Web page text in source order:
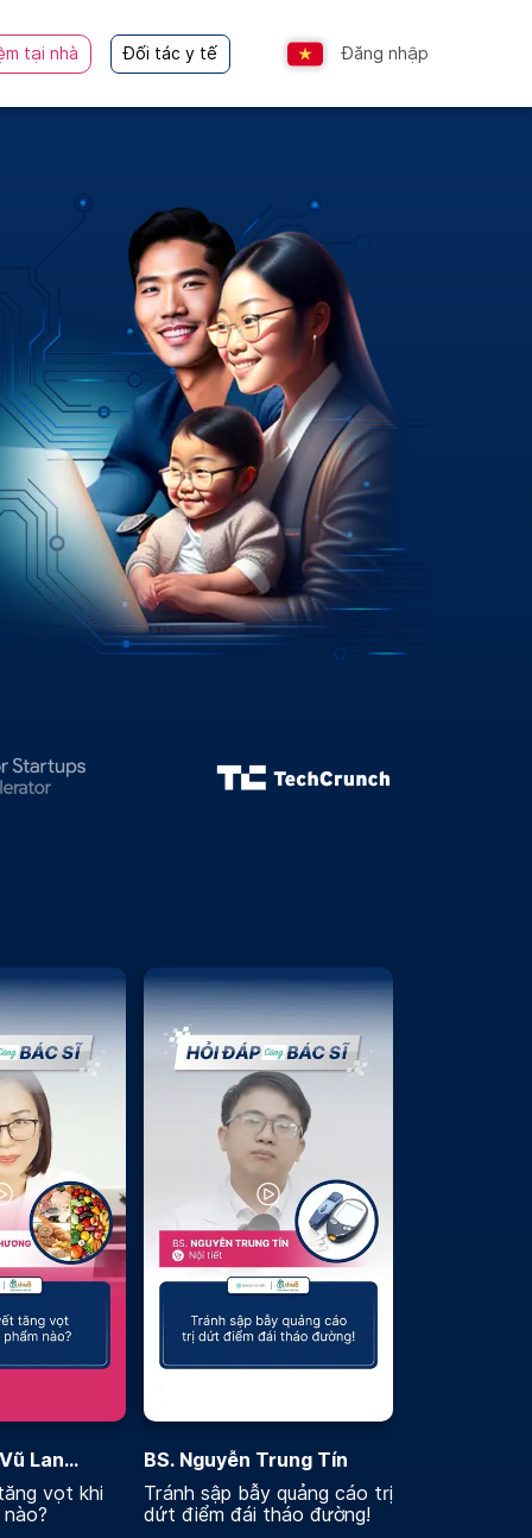
tại nhà Đối tác y tế Đăng nhập
Lan
vọt khi
BS. Nguyễn Trung Tín
Tránh sập bẫy quảng cáo trị
dứt điểm đái tháo đường!